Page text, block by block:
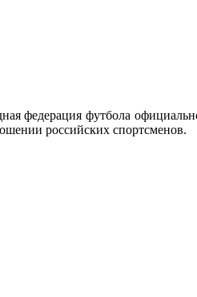
федерация футбола
российских спортсменов.